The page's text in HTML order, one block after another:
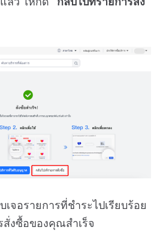
เจอรายการที่ชำระไปเรียบร้อย
สั่งซื้อของคุณสำเร็จ